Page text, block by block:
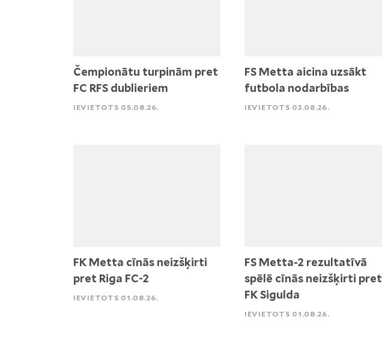
Čempionātu turpinām pret
FC RFS dublieriem
IEVIETOTS 05.08.26.
FS Metta aicina uzsākt
futbola nodarbības
IEVIETOTS 03.08.26.
FK Metta cīnās neizšķirti
pret Riga FC-2
IEVIETOTS 01.08.26.
FS Metta-2 rezultatīvā
spēlē cīnās neizšķirti pret
FK Sigulda
IEVIETOTS 01.08.26.